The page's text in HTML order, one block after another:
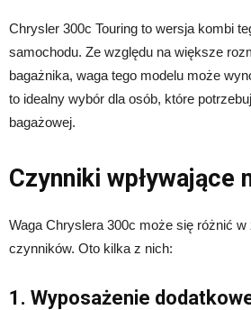
Chrysler 300c Touring to wersja kombi
samochodu. Ze względu na większe
bagażnika, waga tego modelu może
to idealny wybór dla osób, które
bagażowej.
Czynniki wpływające
Waga Chryslera 300c może się różnić
czynników. Oto kilka z nich:
1. Wyposażenie